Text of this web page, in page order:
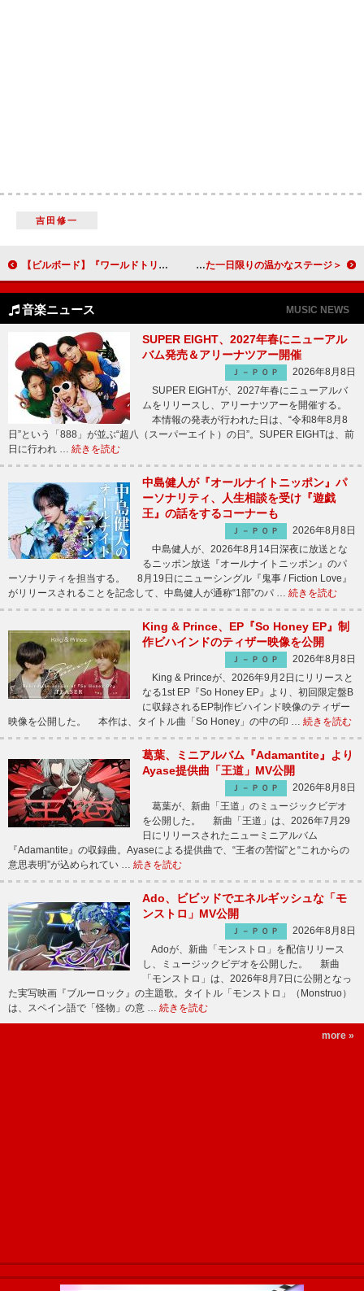
吉田修一
【ビルボード】『ワールドトリガー 29巻』が“Hot Manga”首位獲得 ＜ライブレポート＞ギタリストひぐちけい、コレサワ／東京女子流／のん／ヒグチアイと届けた一日限りの温かなステージ
音楽ニュース MUSIC NEWS
SUPER EIGHT、2027年春にニューアル
バム発売＆アリーナツアー開催
Ｊ－ＰＯＰ
2026年8月8日
SUPER EIGHTが、2027年春にニューアルバ
ムをリリースし、アリーナツアーを開催する。
本情報の発表が行われた日は、“令和8年8月8
日”という「888」が並ぶ“超八（スーパーエイト）の日”。SUPER EIGHTは、前
日に行われ … 続きを読む
中島健人が『オールナイトニッポン』パ
ーソナリティ、人生相談を受け『遊戯
王』の話をするコーナーも
Ｊ－ＰＯＰ
2026年8月8日
中島健人が、2026年8月14日深夜に放送とな
るニッポン放送『オールナイトニッポン』のパ
ーソナリティを担当する。 8月19日にニューシングル『鬼事 / Fiction Love』
がリリースされることを記念して、中島健人が通称“1部”のパ … 続きを読む
King & Prince、EP『So Honey EP』制
作ビハインドのティザー映像を公開
Ｊ－ＰＯＰ
2026年8月8日
King & Princeが、2026年9月2日にリリースと
なる1st EP『So Honey EP』より、初回限定盤B
に収録されるEP制作ビハインド映像のティザー
映像を公開した。 本作は、タイトル曲「So Honey」の中の印 … 続きを読む
葛葉、ミニアルバム『Adamantite』より
Ayase提供曲「王道」MV公開
Ｊ－ＰＯＰ
2026年8月8日
葛葉が、新曲「王道」のミュージックビデオ
を公開した。 新曲「王道」は、2026年7月29
日にリリースされたニューミニアルバム
『Adamantite』の収録曲。Ayaseによる提供曲で、“王者の苦悩”と“これからの
意思表明”が込められてい … 続きを読む
Ado、ビビッドでエネルギッシュな「モ
ンストロ」MV公開
Ｊ－ＰＯＰ
2026年8月8日
Adoが、新曲「モンストロ」を配信リリース
し、ミュージックビデオを公開した。 新曲
「モンストロ」は、2026年8月7日に公開となっ
た実写映画『ブルーロック』の主題歌。タイトル「モンストロ」（Monstruo）
は、スペイン語で「怪物」の意 … 続きを読む
more »